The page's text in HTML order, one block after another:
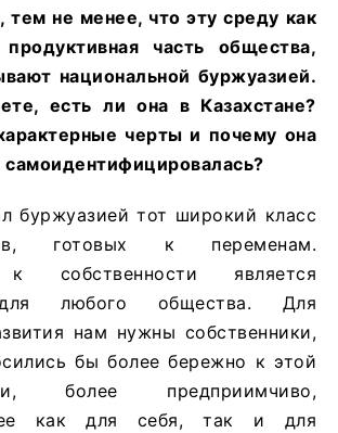
тем не менее, что эту среду как
часть общества,
национальной буржуазией.
есть ли она в Казахстане?
черты и почему она
самоидентифицировалась?
буржуазией тот широкий класс
готовых к переменам.
собственности является
любого общества. Для
нам нужны собственники,
бы более бережно к этой
более предприимчиво,
как для себя, так и для